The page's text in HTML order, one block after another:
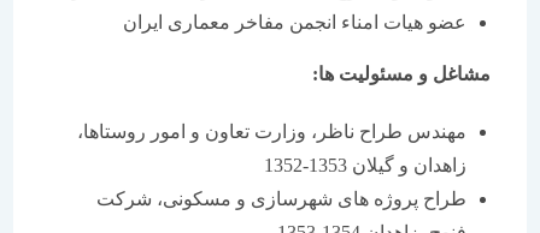
عضو هیات امناء انجمن مفاخر معماری ایران
مشاغل و مسئولیت ها:
مهندس طراح ناظر، وزارت تعاون و امور روستاها،
زاهدان و گیلان 1353-1352
طراح پروژه های شهرسازی و مسكونی، شركت